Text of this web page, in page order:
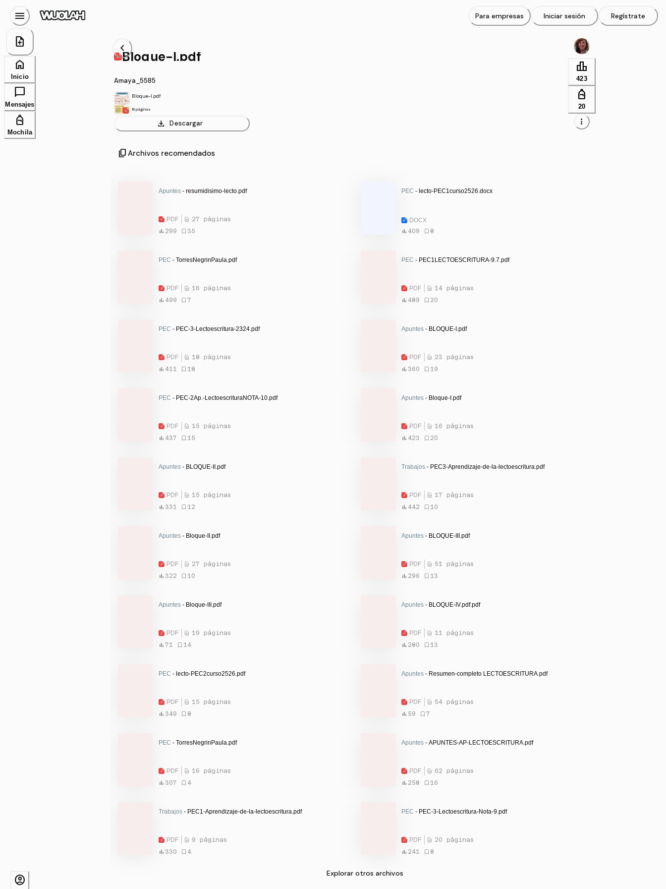
chevron_left
Bloque-I.pdf
Amaya_5585
Bloque-I.pdf
16 páginas
download Descargar
leaderboard
423
personal_bag
20
more_vert
content_copy Archivos recomendados
Apuntes - resumidisimo-lecto.pdf
PDF
27 páginas
299
35
PEC - lecto-PEC1curso2526.docx
DOCX
409
8
PEC - TorresNegrinPaula.pdf
PDF
16 páginas
499
7
PEC - PEC1LECTOESCRITURA-9.7.pdf
PDF
14 páginas
489
20
PEC - PEC-3-Lectoescritura-2324.pdf
PDF
18 páginas
411
18
Apuntes - BLOQUE-I.pdf
PDF
23 páginas
360
19
PEC - PEC-2Ap.-LectoescrituraNOTA-10.pdf
PDF
15 páginas
437
15
Apuntes - Bloque-I.pdf
PDF
16 páginas
423
20
Apuntes - BLOQUE-II.pdf
PDF
15 páginas
331
12
Trabajos - PEC3-Aprendizaje-de-la-lectoescritura.pdf
PDF
17 páginas
442
10
Apuntes - Bloque-II.pdf
PDF
27 páginas
322
10
Apuntes - BLOQUE-III.pdf
PDF
51 páginas
296
13
Apuntes - Bloque-III.pdf
PDF
19 páginas
71
14
Apuntes - BLOQUE-IV.pdf.pdf
PDF
11 páginas
280
13
PEC - lecto-PEC2curso2526.pdf
PDF
15 páginas
349
8
Apuntes - Resumen-completo LECTOESCRITURA.pdf
PDF
54 páginas
59
7
PEC - TorresNegrinPaula.pdf
PDF
16 páginas
307
4
Apuntes - APUNTES-AP-LECTOESCRITURA.pdf
PDF
62 páginas
258
16
Trabajos - PEC1-Aprendizaje-de-la-lectoescritura.pdf
PDF
9 páginas
330
4
PEC - PEC-3-Lectoescritura-Nota-9.pdf
PDF
20 páginas
241
8
Explorar otros archivos
Para empresas Iniciar sesión Regístrate
menu
note_add
home
Inicio
chat_bubble
Mensajes
personal_bag
Mochila
account_circle